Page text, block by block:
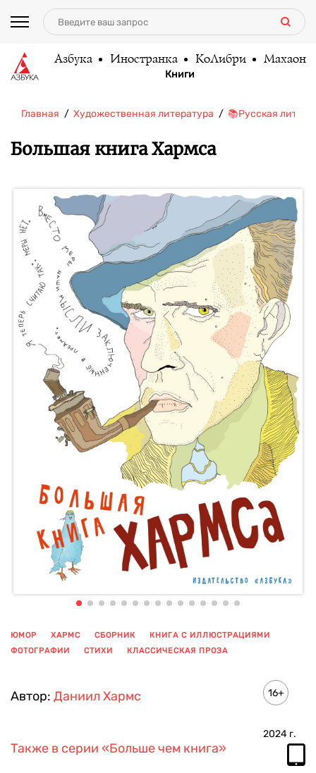
Азбука Иностранка КоЛибри Махаон
Книги
Главная Художественная литература 📚Русская
Большая книга Хармса
ЮМОР ХАРМС СБОРНИК
КНИГА С ИЛЛЮСТРАЦИЯМИ
ФОТОГРАФИИ
СТИХИ КЛАССИЧЕСКАЯ ПРОЗА
Автор: Даниил Хармс 16+
2024 г.
Также в серии «Больше чем книга»